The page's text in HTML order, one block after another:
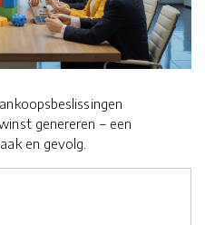
genereren – een
en gevolg.